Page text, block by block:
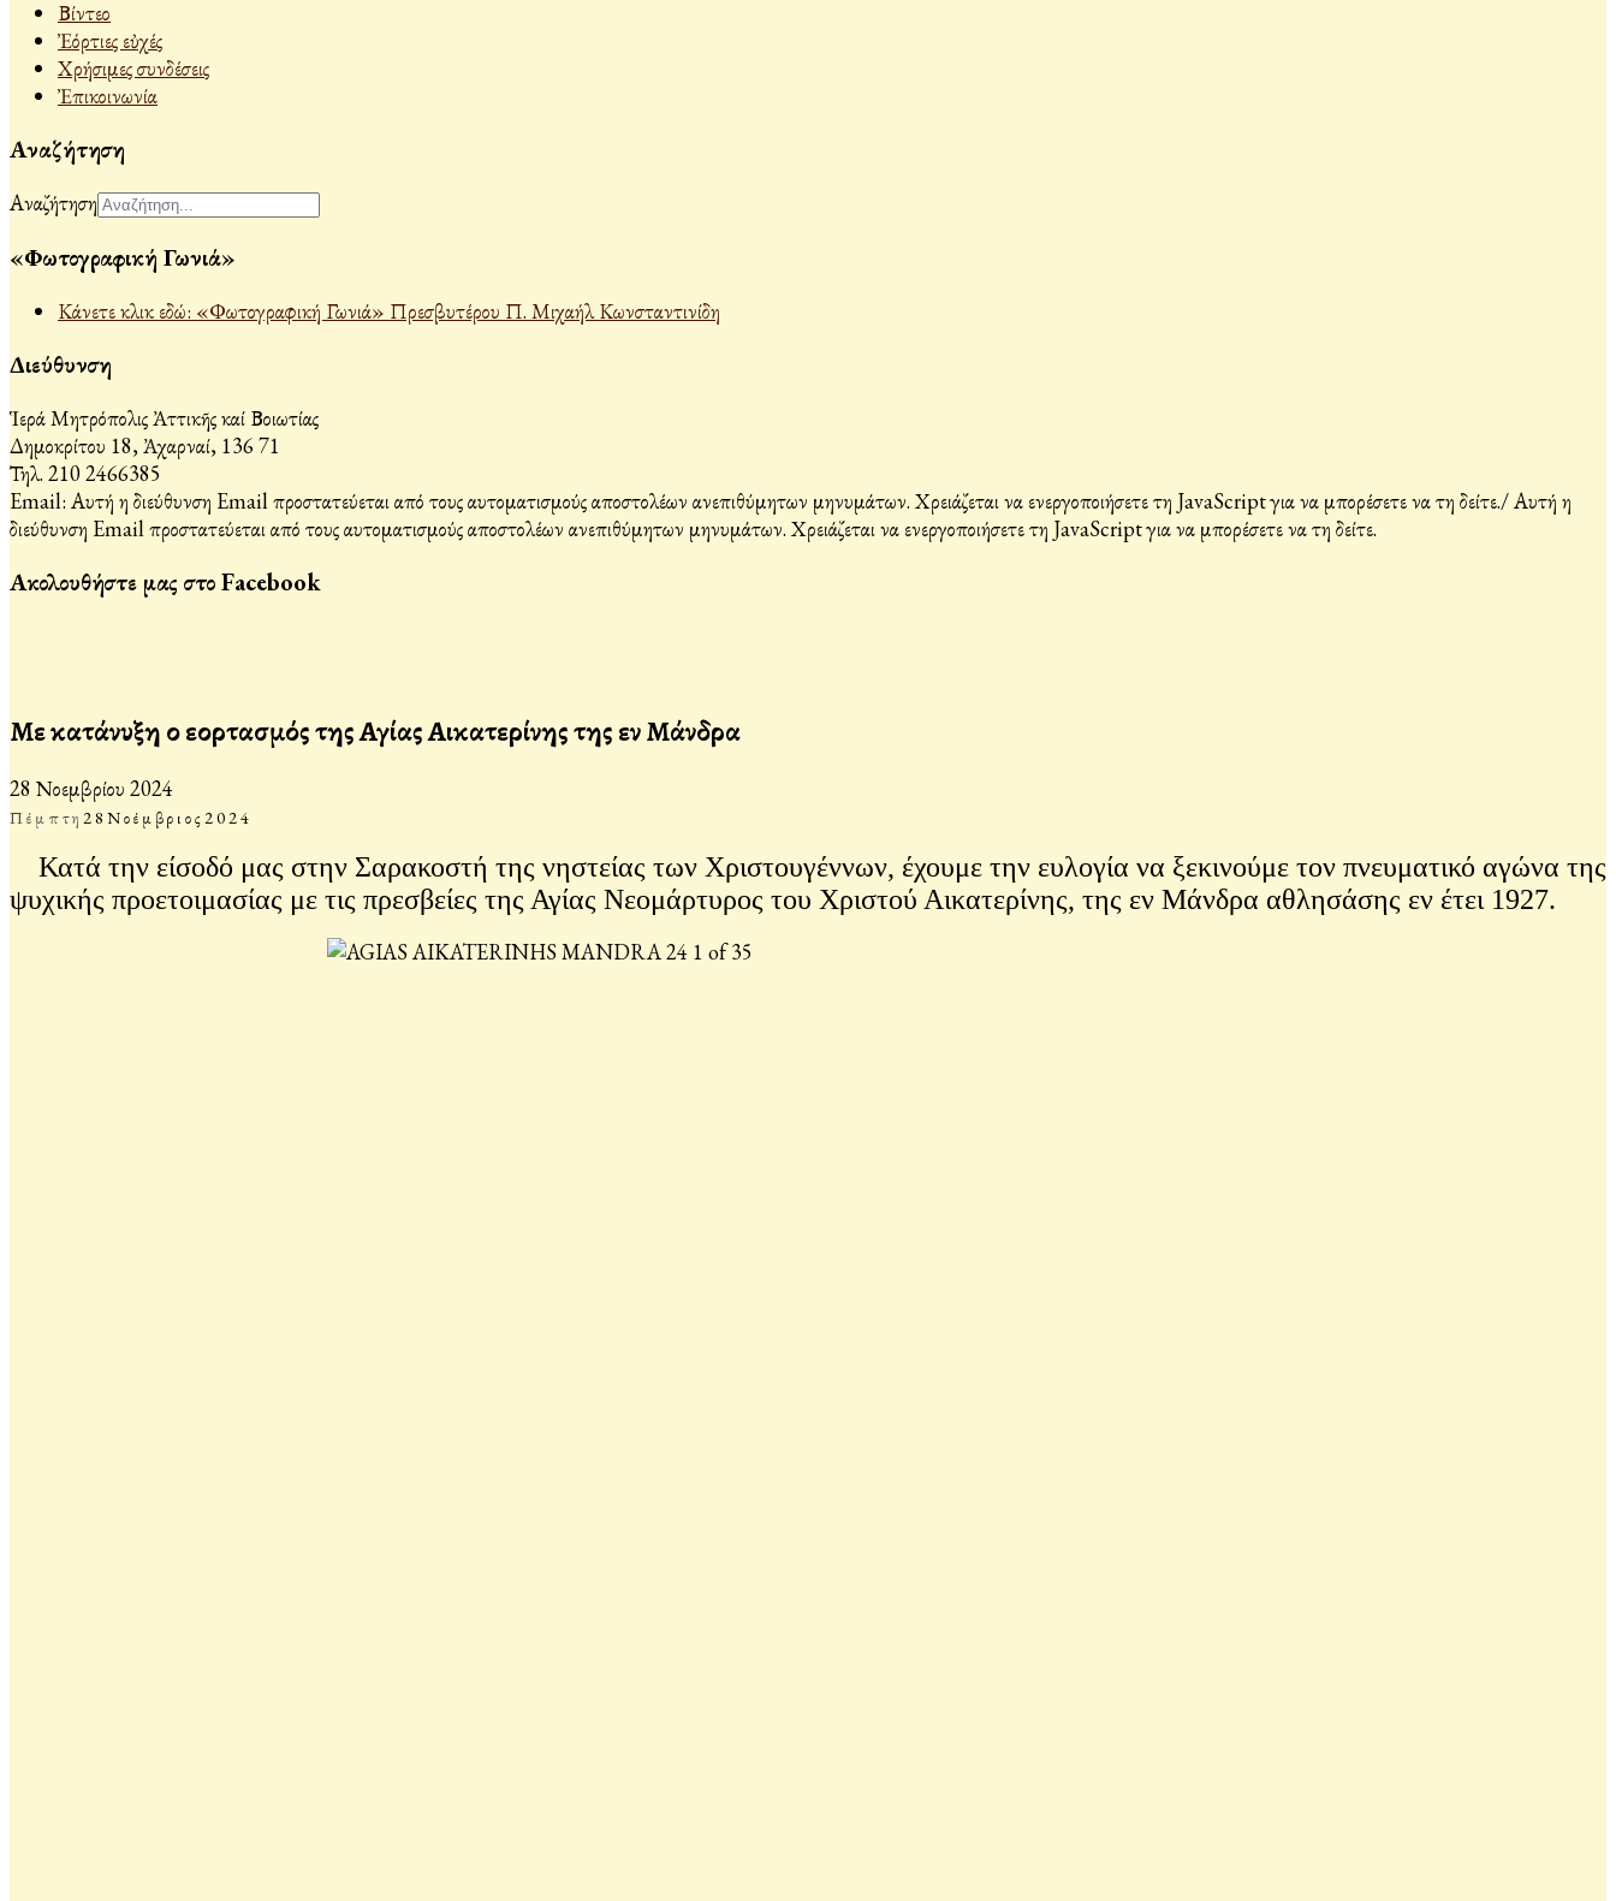
Βίντεο
Ἐόρτιες εὐχές
Χρήσιμες συνδέσεις
Ἐπικοινωνία
Αναζήτηση
Αναζήτηση
«Φωτογραφική Γωνιά»
Κάνετε κλικ εδώ: «Φωτογραφική Γωνιά» Πρεσβυτέρου Π. Μιχαήλ Κωνσταντινίδη
Διεύθυνση
Ἱερά Μητρόπολις Ἀττικῆς καί Βοιωτίας
Δημοκρίτου 18, Ἀχαρναί, 136 71
Τηλ. 210 2466385
Email: Αυτή η διεύθυνση Email προστατεύεται από τους αυτοματισμούς αποστολέων ανεπιθύμητων μηνυμάτων. Χρειάζεται να ενεργοποιήσετε τη JavaScript για να μπορέσετε να τη δείτε./Αυτή η
διεύθυνση Email προστατεύεται από τους αυτοματισμούς αποστολέων ανεπιθύμητων μηνυμάτων. Χρειάζεται να ενεργοποιήσετε τη JavaScript για να μπορέσετε να τη δείτε.
Ακολουθήστε μας στο Facebook
Με κατάνυξη ο εορτασμός της Αγίας Αικατερίνης της εν Μάνδρα
28 Νοεμβρίου 2024
Πέμπτη28Νοέμβριος2024
Κατά την είσοδό μας στην Σαρακοστή της νηστείας των Χριστουγέννων, έχουμε την ευλογία να ξεκινούμε τον πνευματικό αγώνα της
ψυχικής προετοιμασίας με τις πρεσβείες της Αγίας Νεομάρτυρος του Χριστού Αικατερίνης, της εν Μάνδρα αθλησάσης εν έτει 1927.